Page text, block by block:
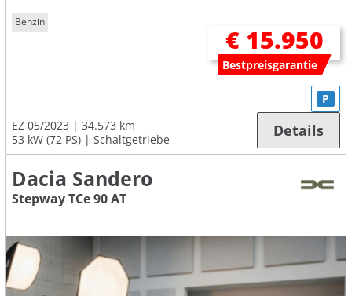
Benzin
€ 15.950
Bestpreisgarantie
EZ 05/2023
34.573 km
53 kW (72 PS)
Schaltgetriebe
P
Details
Dacia Sandero
Stepway TCe 90 AT